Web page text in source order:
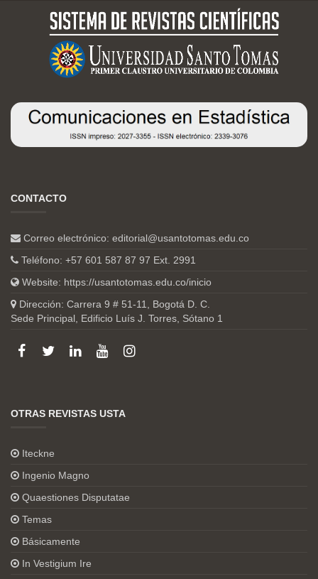
CONTACTO
Correo electrónico: editorial@usantotomas.edu.co
Teléfono: +57 601 587 87 97 Ext. 2991
Website: https://usantotomas.edu.co/inicio
Dirección: Carrera 9 # 51-11, Bogotá D. C.
Sede Principal, Edificio Luís J. Torres, Sótano 1
OTRAS REVISTAS USTA
Iteckne
Ingenio Magno
Quaestiones Disputatae
Temas
Básicamente
In Vestigium Ire